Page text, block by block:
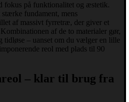
fokus på funktionalitet og æstetik.
fundament, mens
af massivt fyrretræ, der giver et
af de to materialer gør,
tidløse – uanset om du vælger en lille
reol med plads til 90
– klar til brug fra